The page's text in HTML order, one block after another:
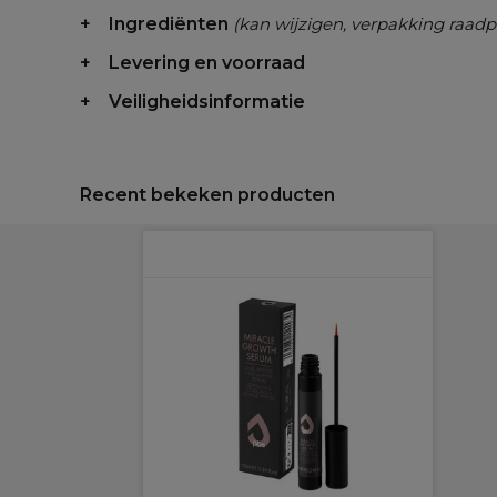
Ingrediënten (kan wijzigen, verpakking
Levering en voorraad
Veiligheidsinformatie
Recent bekeken producten